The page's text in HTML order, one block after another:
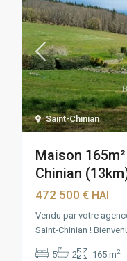
Saint-Chinian
Maison
Chinian
472 500 € HAI
Vendu par votre
Saint-Chinian !
5 2 165 m2